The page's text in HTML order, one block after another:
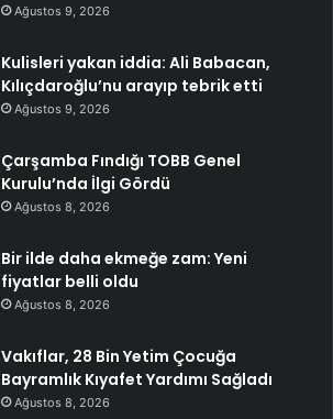
Ağustos 9, 2026
Kulisleri yakan iddia: Ali Babacan,
Kılıçdaroğlu’nu arayıp tebrik etti
Ağustos 9, 2026
Çarşamba Fındığı TOBB Genel
Kurulu’nda İlgi Gördü
Ağustos 8, 2026
Bir ilde daha ekmeğe zam: Yeni
fiyatlar belli oldu
Ağustos 8, 2026
Vakıflar, 28 Bin Yetim Çocuğa
Bayramlık Kıyafet Yardımı Sağladı
Ağustos 8, 2026